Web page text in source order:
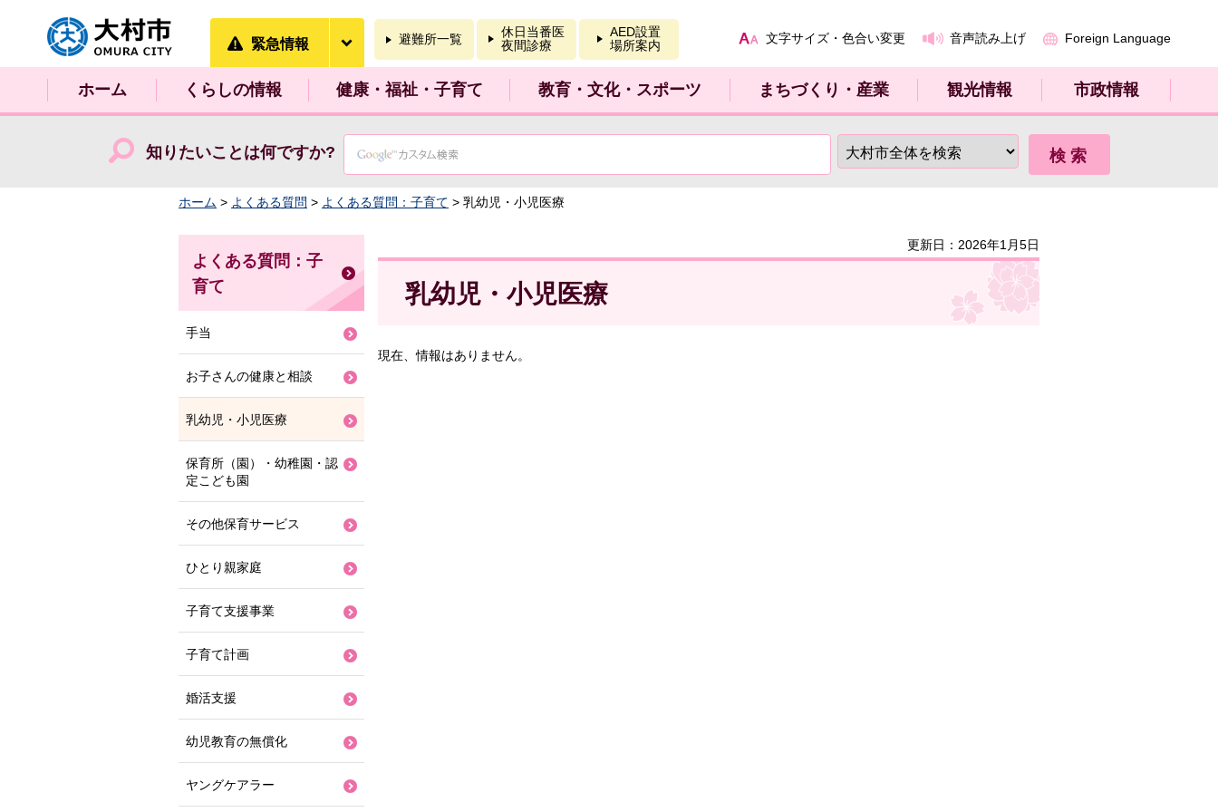
大村市
緊急情報 避難所一覧
休日当番医
夜間診療
AED設置
場所案内
文字サイズ・色合い変更 音声読み上げ Foreign Language
ホーム くらしの情報 健康・福祉・子育て 教育・文化・スポーツ まちづくり・産業 観光情報 市政情報
知りたいことは何ですか?
ホーム > よくある質問 > よくある質問：子育て > 乳幼児・小児医療
更新日：2026年1月5日
乳幼児・小児医療
現在、情報はありません。
よくある質問：子
育て
手当
お子さんの健康と相談
乳幼児・小児医療
保育所（園）・幼稚園・認
定こども園
その他保育サービス
ひとり親家庭
子育て支援事業
子育て計画
婚活支援
幼児教育の無償化
ヤングケアラー